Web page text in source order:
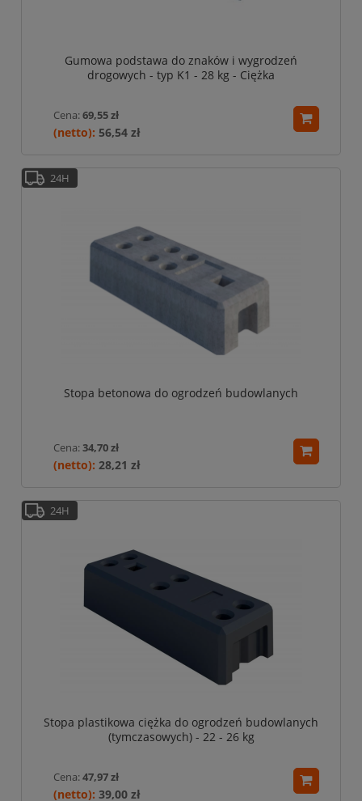
Gumowa podstawa do znaków i wygrodzeń
drogowych - typ K1 - 28 kg - Ciężka
Cena:69,55 zł
56,54 zł
Stopa betonowa do ogrodzeń budowlanych
Cena:34,70 zł
28,21 zł
24H
Stopa plastikowa ciężka do ogrodzeń budowlanych
(tymczasowych) - 22 - 26 kg
Cena:47,97 zł
39,00 zł
24H